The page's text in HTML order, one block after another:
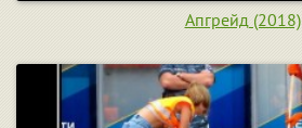
Апгрейд (2018)